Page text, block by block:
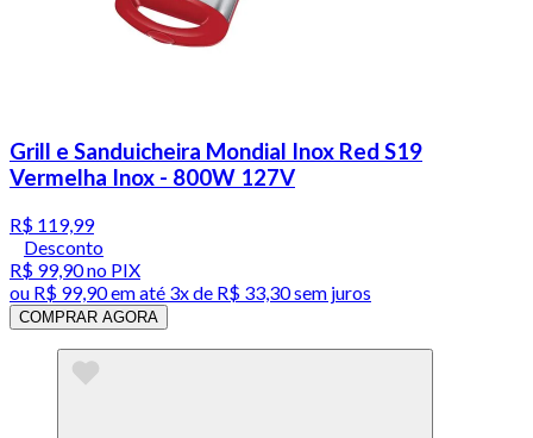
Grill e Sanduicheira Mondial Inox Red S19
Vermelha Inox - 800W 127V
R$ 119,99
Desconto
R$ 99,90no PIX
ou R$ 99,90em até 3x de R$ 33,30 sem juros
COMPRAR AGORA